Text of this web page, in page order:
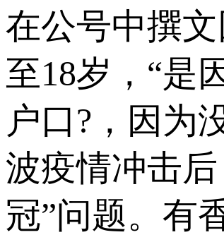
在公号中撰
至18岁，“是
户口?，因
波疫情冲击
冠”问题。有